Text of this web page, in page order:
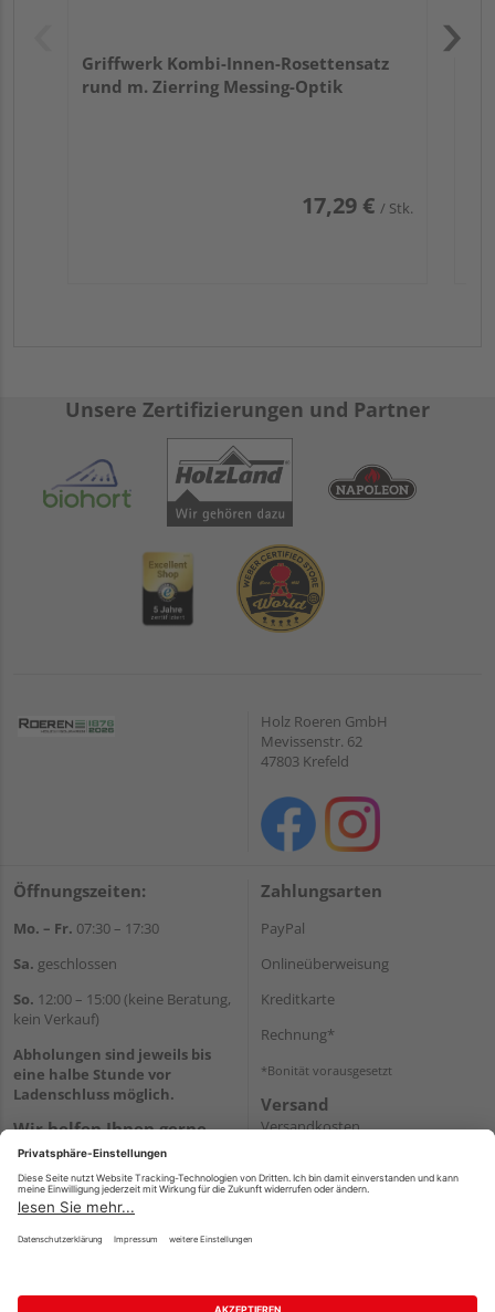
Griffwerk Kombi-Innen-Rosettensatz
rund m. Zierring Messing-Optik
17,29 € / Stk.
Unsere Zertifizierungen und Partner
Holz Roeren GmbH
Mevissenstr. 62
47803 Krefeld
Öffnungszeiten:
Mo. – Fr. 07:30 – 17:30
Sa. geschlossen
So. 12:00 – 15:00 (keine Beratung,
kein Verkauf)
Abholungen sind jeweils bis
eine halbe Stunde vor
Ladenschluss möglich.
Wir helfen Ihnen gerne
weiter
Tel.:+49 2151 8787-70
E-Mail:onlineshop@holz-
roeren.de
Zahlungsarten
PayPal
Onlineüberweisung
Kreditkarte
Rechnung*
*Bonität vorausgesetzt
Versand
Versandkosten
Impressum AGB Widerruf Datenschutz